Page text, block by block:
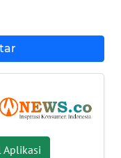
Aplikasi